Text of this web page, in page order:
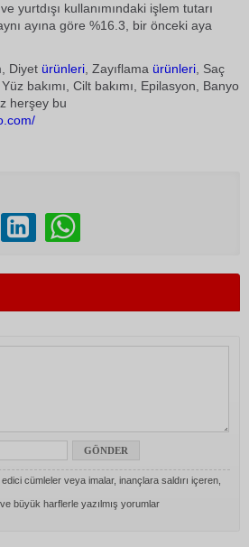
yurtdışı kullanımındaki işlem tutarı
ayına göre %16.3, bir önceki aya
Diyet ürünleri , Zayıflama ürünleri , Saç
bakımı, Cilt bakımı, Epilasyon, Banyo
herşey bu
cümleler veya imalar, inançlara saldırı içeren,
büyük harflerle yazılmış yorumlar